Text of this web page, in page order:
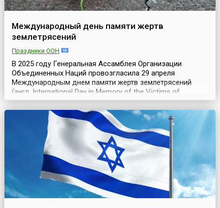
Международный день памяти жертв
землетрясений
Праздники ООН
В 2025 году Генеральная Ассамблея Организации
Объединенных Наций провозгласила 29 апреля
Международным днем памяти жертв землетрясений
(англ. International Day in Memory of the Victims of
Earthquakes). Основная цель установления этой даты –
повысить осведомленность общества о рисках
землетрясений, рассказать о действиях, которые
необходимо предпринять, если человек находится в
зоне этого бедствия....